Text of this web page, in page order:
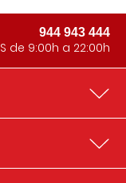
944 943 444
de 9:00h a 22:00h